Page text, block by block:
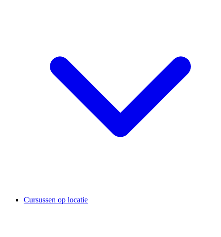
Cursussen op locatie